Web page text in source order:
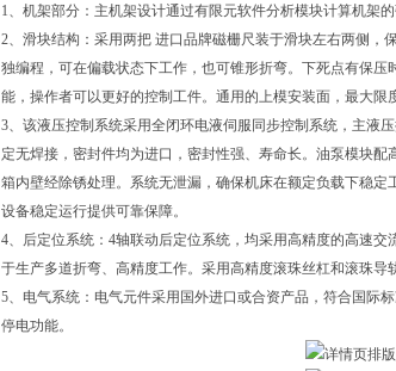
1、机架部分：主机架设计通过有限元软件分析模块计算机架
2、滑块结构：采用两把 进口品牌磁栅尺装于滑块左右两侧，
独编程，可在偏载状态下工作，也可锥形折弯。下死点有保
能，操作者可以更好的控制工件。通用的上模安装面，最大限
3、该液压控制系统采用全闭环电液伺服同步控制系统，主液
定无焊接，密封件均为进口，密封性强、寿命长。油泵模块
箱内壁经除锈处理。系统无泄漏，确保机床在额定负载下稳
设备稳定运行提供可靠保障。
4、后定位系统：4轴联动后定位系统，均采用高精度的高速
于生产多道折弯、高精度工作。采用高精度滚珠丝杠和滚珠导
5、电气系统：电气元件采用国外进口或合资产品，符合国际
停电功能。